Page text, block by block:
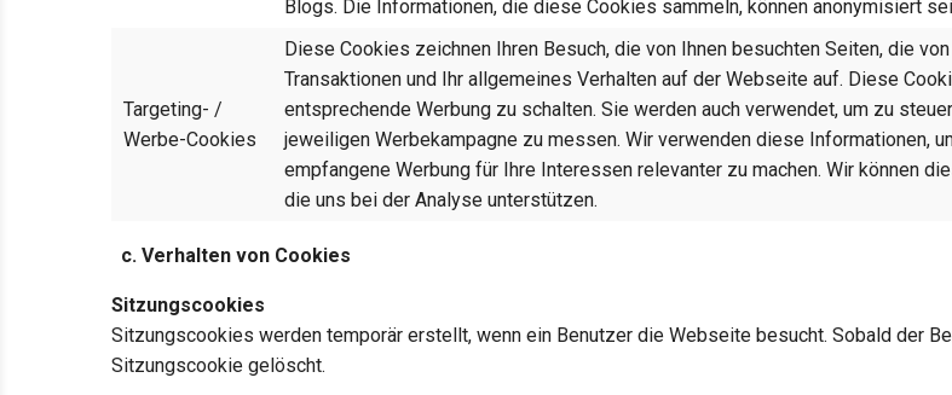
Blogs. Die Informationen, die diese Cookies sammeln, können anonymisiert
Targeting- /
Werbe-Cookies
Diese Cookies zeichnen Ihren Besuch, die von Ihnen besuchten Seiten, die
Transaktionen und Ihr allgemeines Verhalten auf der Webseite auf. Diese
entsprechende Werbung zu schalten. Sie werden auch verwendet, um zu
jeweiligen Werbekampagne zu messen. Wir verwenden diese Informationen,
empfangene Werbung für Ihre Interessen relevanter zu machen. Wir können
die uns bei der Analyse unterstützen.
c. Verhalten von Cookies
Sitzungscookies
Sitzungscookies werden temporär erstellt, wenn ein Benutzer die Webseite besucht. Sobald der
Sitzungscookie gelöscht.